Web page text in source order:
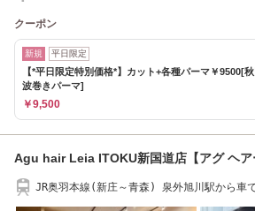
クーポン
新規 平日限定
【*平日限定特別価格*】カット+各種パーマ￥9500[
波巻きパーマ]
￥9,500
Agu hair Leia ITOKU新国道店【アグ ヘア
JR奥羽本線(新庄～青森) 泉外旭川駅から車